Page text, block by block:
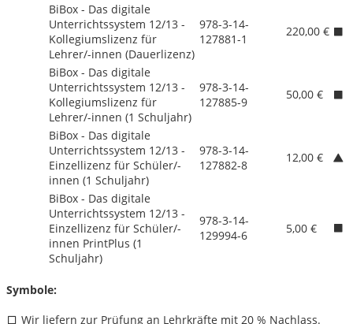
BiBox - Das digitale
Unterrichtssystem 12/13 -
Kollegiumslizenz für
Lehrer/-innen (Dauerlizenz)
978-3-14-
127881-1
220,00 €
BiBox - Das digitale
Unterrichtssystem 12/13 -
Kollegiumslizenz für
Lehrer/-innen (1 Schuljahr)
978-3-14-
127885-9
50,00 €
BiBox - Das digitale
Unterrichtssystem 12/13 -
Einzellizenz für Schüler/-
innen (1 Schuljahr)
978-3-14-
127882-8
12,00 €
BiBox - Das digitale
Unterrichtssystem 12/13 -
Einzellizenz für Schüler/-
innen PrintPlus (1
Schuljahr)
978-3-14-
129994-6
5,00 €
Symbole:
Wir liefern zur Prüfung an Lehrkräfte mit 20 % Nachlass.